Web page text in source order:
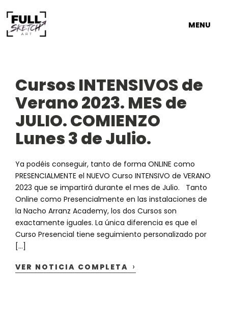
MENU
Cursos INTENSIVOS de
Verano 2023. MES de
JULIO. COMIENZO
Lunes 3 de Julio.
Ya podéis conseguir, tanto de forma ONLINE como
PRESENCIALMENTE el NUEVO Curso INTENSIVO de VERANO
2023 que se impartirá durante el mes de Julio. Tanto
Online como Presencialmente en las instalaciones de
la Nacho Arranz Academy, los dos Cursos son
exactamente iguales. La única diferencia es que el
Curso Presencial tiene seguimiento personalizado por
[…]
VER NOTICIA COMPLETA ›